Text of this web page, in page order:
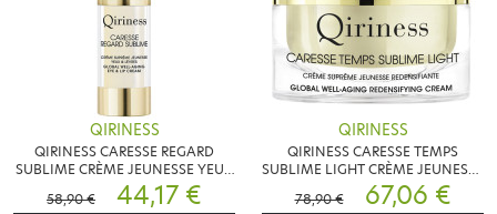
QIRINESS
QIRINESS CARESSE REGARD
SUBLIME CRÈME JEUNESSE YEUX
& LÈVRES 15ML
58,90 € 44,17 €
QIRINESS
QIRINESS CARESSE TEMPS
SUBLIME LIGHT CRÈME JEUNESSE
50ML
78,90 € 67,06 €